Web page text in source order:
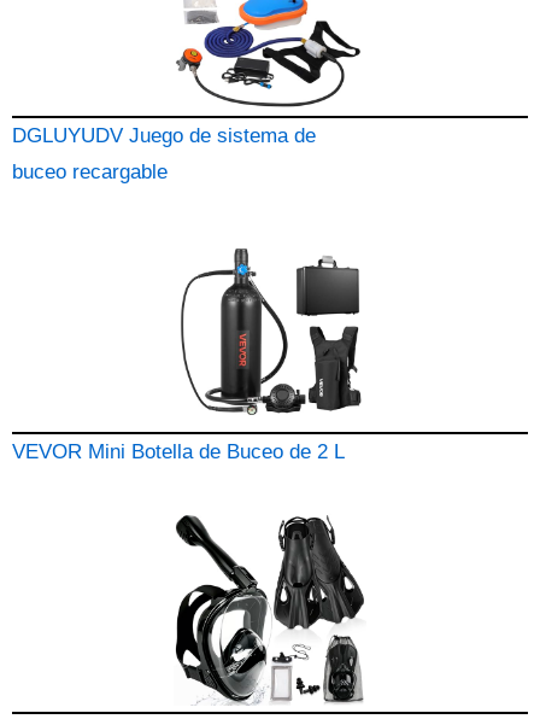
DGLUYUDV Juego de sistema de
buceo recargable
VEVOR Mini Botella de Buceo de 2 L